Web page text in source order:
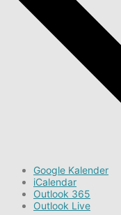
Google Kalender
iCalendar
Outlook 365
Outlook Live